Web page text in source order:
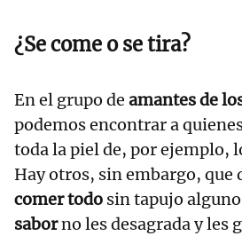
¿Se come o se tira?
En el grupo de amantes de
podemos encontrar a
toda la piel de, por ejemplo,
Hay otros, sin embargo, que
comer todo sin tapujo
saborno les desagrada y les